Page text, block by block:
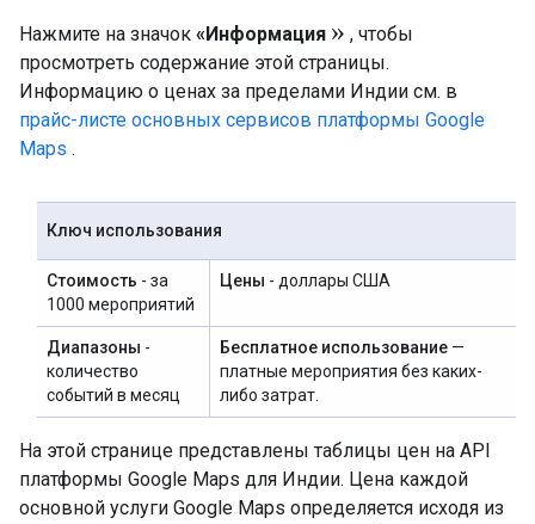
Нажмите на значок «Информация » , чтобы
просмотреть содержание этой страницы.
Информацию о ценах за пределами Индии см. в
прайс-листе основных сервисов платформы Google
Maps .
Ключ использования
Стоимость - за
1000 мероприятий
Цены - доллары США
Диапазоны -
количество
событий в месяц
Бесплатное использование —
платные мероприятия без каких-
либо затрат.
На этой странице представлены таблицы цен на API
платформы Google Maps для Индии. Цена каждой
основной услуги Google Maps определяется исходя из